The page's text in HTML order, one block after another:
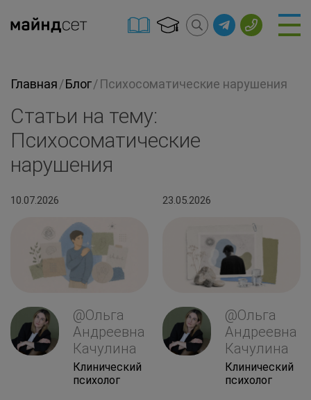
Главная/Блог/Психосоматические нарушения
Статьи на тему:
Психосоматические
нарушения
10.07.2026
@Ольга
Андреевна
Качулина
Клинический
психолог
23.05.2026
@Ольга
Андреевна
Качулина
Клинический
психолог